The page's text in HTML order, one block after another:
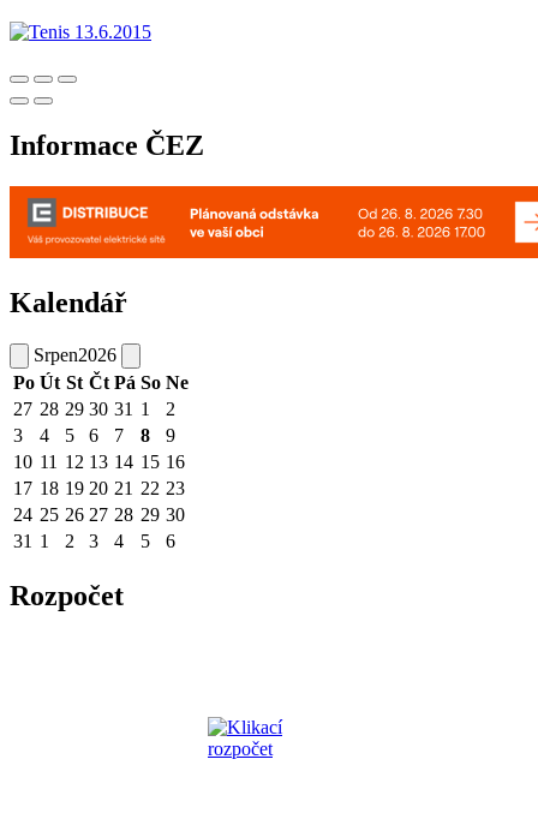
Informace ČEZ
Kalendář
Srpen2026
Po Út St Čt Pá So Ne
27 28 29 30 31 1
2
3
4 5 6 7 8
9
10 11 12 13 14 15 16
17 18 19 20 21 22 23
24 25 26 27 28 29 30
31 1 2 3 4 5 6
Rozpočet